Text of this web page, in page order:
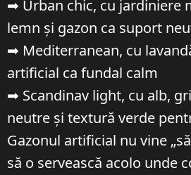
➡ Urban chic, cu jardiniere
lemn și gazon ca suport
➡ Mediterranean, cu
artificial ca fundal calm
➡ Scandinav light, cu alb,
neutre și textură verde
Gazonul artificial nu vine
să o servească acolo unde